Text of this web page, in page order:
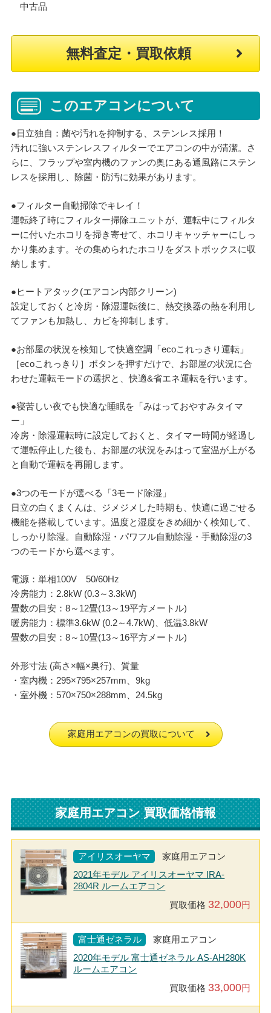
中古品
無料査定・買取依頼
このエアコンについて
●日立独自：菌や汚れを抑制する、ステンレス採用！
汚れに強いステンレスフィルターでエアコンの中が清潔。さ
らに、フラップや室内機のファンの奥にある通風路にステン
レスを採用し、除菌・防汚に効果があります。
●フィルター自動掃除でキレイ！
運転終了時にフィルター掃除ユニットが、運転中にフィルタ
ーに付いたホコリを掃き寄せて、ホコリキャッチャーにしっ
かり集めます。その集められたホコリをダストボックスに収
納します。
●ヒートアタック(エアコン内部クリーン)
設定しておくと冷房・除湿運転後に、熱交換器の熱を利用し
てファンも加熱し、カビを抑制します。
●お部屋の状況を検知して快適空調「ecoこれっきり運転」
［ecoこれっきり］ボタンを押すだけで、お部屋の状況に合
わせた運転モードの選択と、快適&省エネ運転を行います。
●寝苦しい夜でも快適な睡眠を「みはっておやすみタイマ
ー」
冷房・除湿運転時に設定しておくと、タイマー時間が経過し
て運転停止した後も、お部屋の状況をみはって室温が上がる
と自動で運転を再開します。
●3つのモードが選べる「3モード除湿」
日立の白くまくんは、ジメジメした時期も、快適に過ごせる
機能を搭載しています。温度と湿度をきめ細かく検知して、
しっかり除湿。自動除湿・パワフル自動除湿・手動除湿の3
つのモードから選べます。
電源：単相100V 50/60Hz
冷房能力：2.8kW (0.3～3.3kW)
畳数の目安：8～12畳(13～19平方メートル)
暖房能力：標準3.6kW (0.2～4.7kW)、低温3.8kW
畳数の目安：8～10畳(13～16平方メートル)
外形寸法 (高さ×幅×奥行)、質量
・室内機：295×795×257mm、9kg
・室外機：570×750×288mm、24.5kg
家庭用エアコンの買取について
家庭用エアコン 買取価格情報
アイリスオーヤマ
家庭用エアコン
2021年モデル アイリスオーヤマ IRA-
2804R ルームエアコン
買取価格 32,000円
富士通ゼネラル
家庭用エアコン
2020年モデル 富士通ゼネラル AS-AH280K
ルームエアコン
買取価格 33,000円